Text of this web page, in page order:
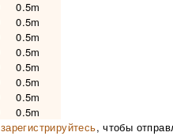
0.5m
0.5m
0.5m
0.5m
0.5m
0.5m
0.5m
0.5m
зарегистрируйтесь, чтобы